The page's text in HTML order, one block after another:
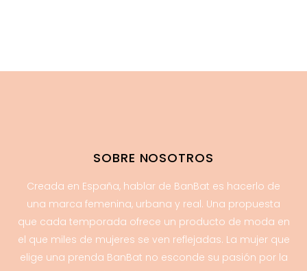
SOBRE NOSOTROS
Creada en España, hablar de BanBat es hacerlo de
una marca femenina, urbana y real. Una propuesta
que cada temporada ofrece un producto de moda en
el que miles de mujeres se ven reflejadas. La mujer que
elige una prenda BanBat no esconde su pasión por la